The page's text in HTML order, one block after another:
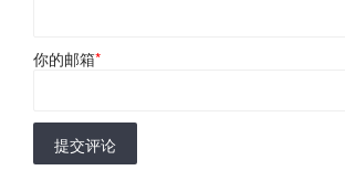
你的邮箱*
提交评论